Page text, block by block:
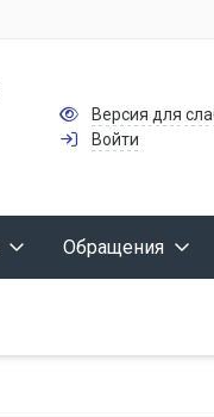
Версия для
Войти
Обращения